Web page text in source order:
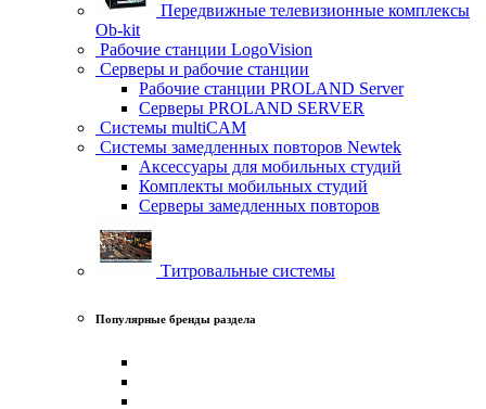
Передвижные телевизионные комплексы
Ob-kit
Рабочие станции LogoVision
Серверы и рабочие станции
Рабочие станции PROLAND Server
Серверы PROLAND SERVER
Системы multiCAM
Системы замедленных повторов Newtek
Аксессуары для мобильных студий
Комплекты мобильных студий
Серверы замедленных повторов
Титровальные системы
Популярные бренды раздела